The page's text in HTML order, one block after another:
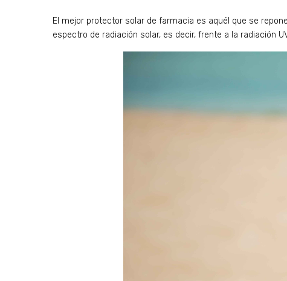
El mejor protector solar de farmacia es aquél que se
espectro de radiación solar, es decir, frente a la radiación